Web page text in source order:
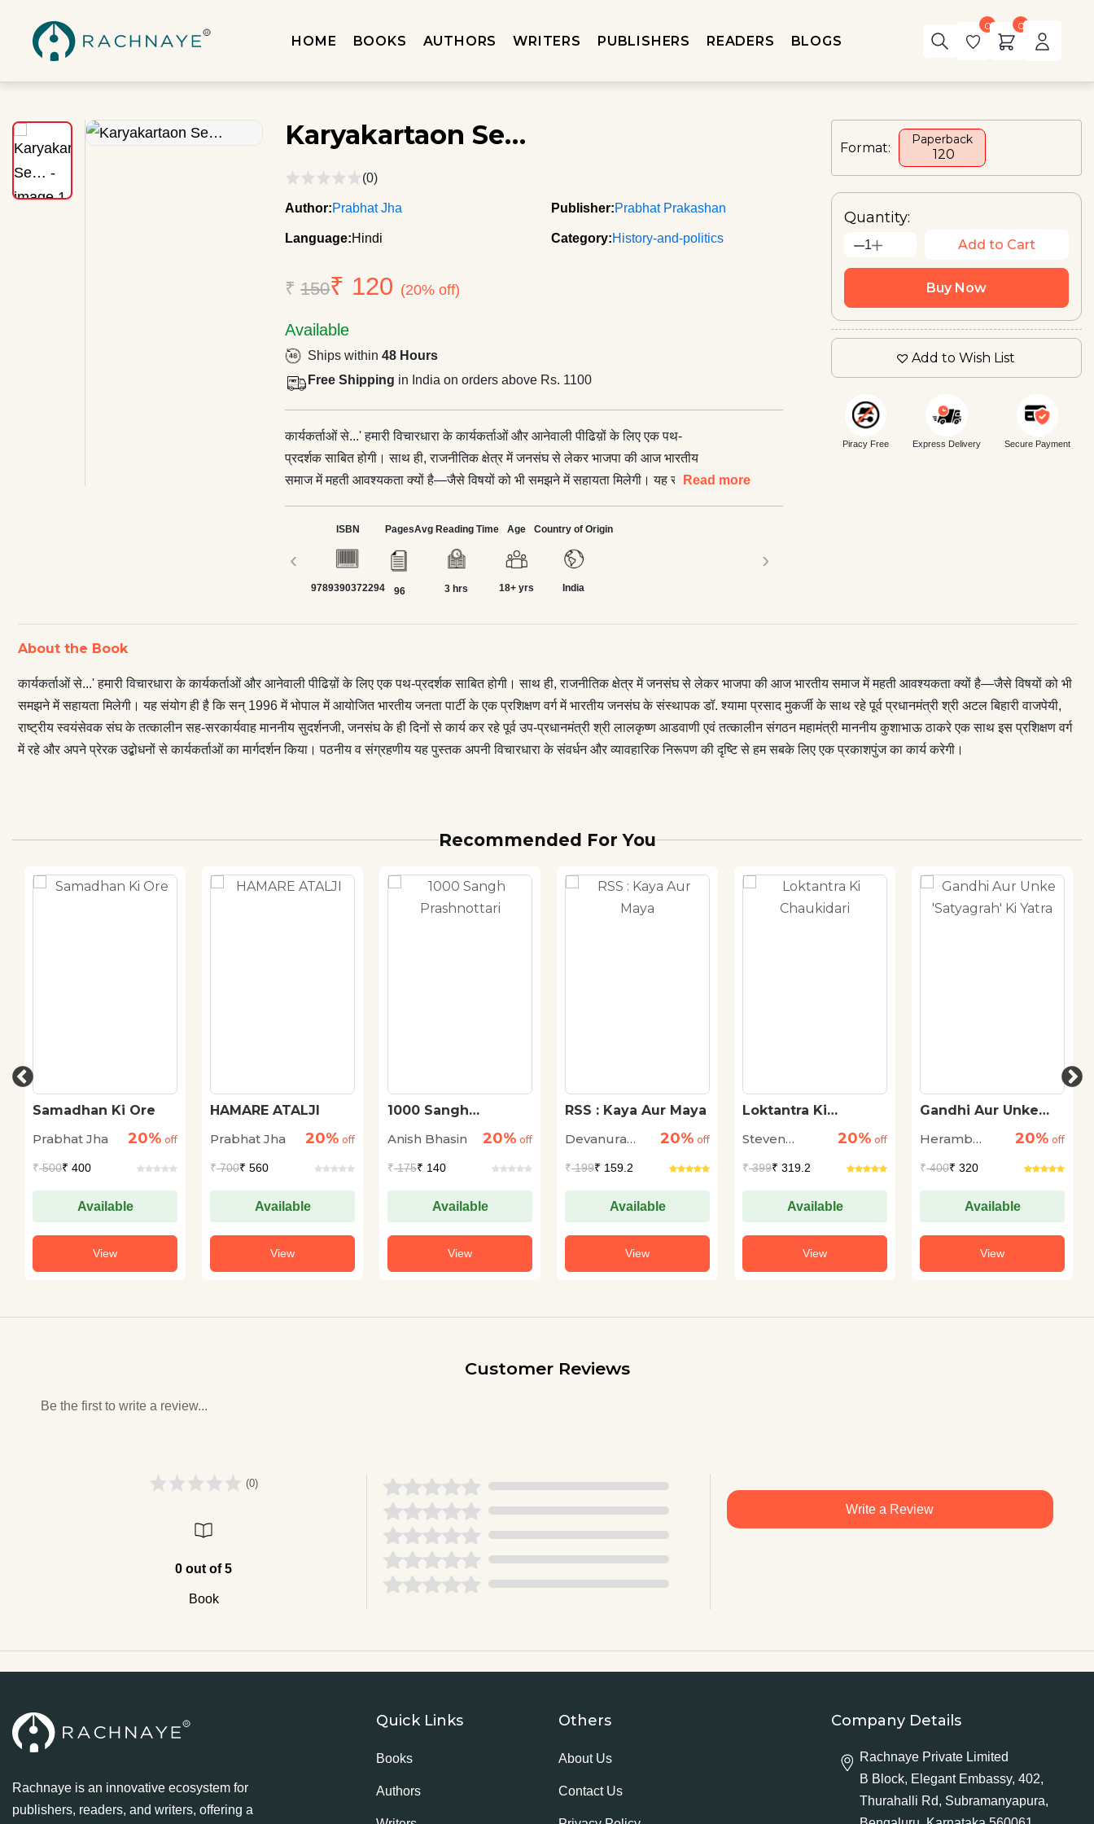
HOME BOOKS AUTHORS WRITERS PUBLISHERS READERS BLOGS
0 0
Karyakartaon Se…
(0)
Author:Prabhat Jha Publisher:Prabhat Prakashan
Language:Hindi Category:History-and-politics
₹150₹ 120 (20% off)
Available
Ships within48 Hours
Free Shipping in India on orders above Rs. 1100
कार्यकर्ताओं से...' हमारी विचारधारा के कार्यकर्ताओं और आनेवाली पीढिय़ों के लिए एक पथ-
प्रदर्शक साबित होगी। साथ ही, राजनीतिक क्षेत्र में जनसंघ से लेकर भाजपा की आज भारतीय
समाज में महती आवश्यकता क्यों है—जैसे विषयों को भी समझने में सहायता मिलेगी। यह संयोग
जनसंघ के संस्थापक डॉ. श्यामा प्रसाद मुकर्जी के साथ रहे पूर्व प्रधानमंत्री श्री अटल बिहारी
वाजपेयी, राष्ट्रीय स्वयंसेवक संघ के तत्कालीन सह-सरकार्यवाह माननीय सुदर्शनजी, जनसंघ के
ही दिनों से कार्य कर रहे पूर्व उप-प्रधानमंत्री श्री लालकृष्ण आडवाणी एवं तत्कालीन संगठन
महामंत्री माननीय कुशाभाऊ ठाकरे एक साथ इस प्रशिक्षण वर्ग में रहे और अपने प्रेरक उद्बोधनों
Read more
‹
ISBN
9789390372294
Pages
96
Avg Reading Time
3 hrs
Age
18+ yrs
Country of Origin
India
›
Format:
Paperback
₹ 120
Quantity:
1 Add to Cart
Buy Now
Add to Wish List
Piracy Free Express Delivery Secure Payment
About the Book
कार्यकर्ताओं से...' हमारी विचारधारा के कार्यकर्ताओं और आनेवाली पीढिय़ों के लिए एक पथ-प्रदर्शक साबित होगी। साथ ही, राजनीतिक क्षेत्र में जनसंघ से लेकर भाजपा की आज भारतीय समाज में महती आवश्यकता क्यों है—जैसे विषयों को भी
समझने में सहायता मिलेगी। यह संयोग ही है कि सन् 1996 में भोपाल में आयोजित भारतीय जनता पार्टी के एक प्रशिक्षण वर्ग में भारतीय जनसंघ के संस्थापक डॉ. श्यामा प्रसाद मुकर्जी के साथ रहे पूर्व प्रधानमंत्री श्री अटल बिहारी वाजपेयी,
राष्ट्रीय स्वयंसेवक संघ के तत्कालीन सह-सरकार्यवाह माननीय सुदर्शनजी, जनसंघ के ही दिनों से कार्य कर रहे पूर्व उप-प्रधानमंत्री श्री लालकृष्ण आडवाणी एवं तत्कालीन संगठन महामंत्री माननीय कुशाभाऊ ठाकरे एक साथ इस प्रशिक्षण वर्ग
में रहे और अपने प्रेरक उद्बोधनों से कार्यकर्ताओं का मार्गदर्शन किया। पठनीय व संग्रहणीय यह पुस्तक अपनी विचारधारा के संवर्धन और व्यावहारिक निरूपण की दृष्टि से हम सबके लिए एक प्रकाशपुंज का कार्य करेगी।
Recommended For You
Samadhan Ki Ore
Prabhat Jha
20% off
₹500₹ 400
Available
View
HAMARE ATALJI
Prabhat Jha
20% off
₹700₹ 560
Available
View
1000 Sangh
Anish Bhasin
20% off
₹175₹ 140
Available
View
RSS : Kaya Aur Maya
Devanura
20% off
₹199₹ 159.2
Available
View
Loktantra Ki
Steven
20% off
₹399₹ 319.2
Available
View
Gandhi Aur Unke
Heramb
20% off
₹400₹ 320
Available
View
Customer Reviews
Be the first to write a review...
(0)
0 out of 5
Book
Write a Review
Rachnaye is an innovative ecosystem for
publishers, readers, and writers, offering a
Quick Links
Books
Authors
Others
About Us
Contact Us
Company Details
Rachnaye Private Limited
B Block, Elegant Embassy, 402,
Thurahalli Rd, Subramanyapura,